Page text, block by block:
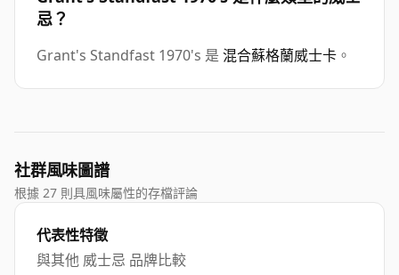
忌？
Grant's Standfast 1970's 是 混合蘇格蘭威士卡 。
社群風味圖譜
根據 27 則具風味屬性的存檔評論
代表性特徵
與其他 威士忌 品牌比較